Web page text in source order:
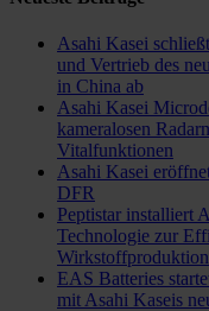
Asahi Kasei
und Vertrieb des
in China ab
Asahi Kasei
kameralosen
Vitalfunktionen
Asahi Kasei
DFR
Peptistar installiert
Technologie zur
Wirkstoffproduktion
EAS Batteries
mit Asahi Kaseis